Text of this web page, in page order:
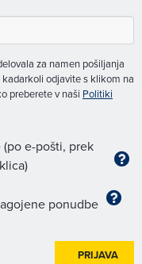
za namen pošiljanja
odjavite s klikom na
preberete v naši Politiki
e-pošti, prek
ponudbe
PRIJAVA